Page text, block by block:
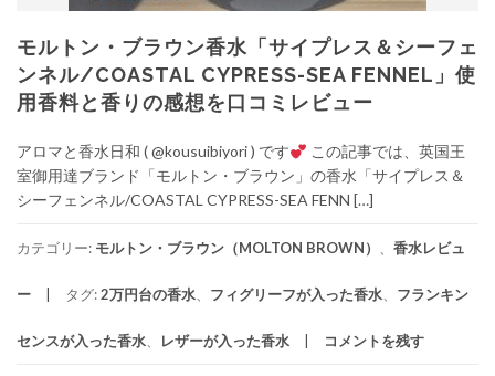
モルトン・ブラウン香水「サイプレス＆シーフェ
ンネル/COASTAL CYPRESS-SEA FENNEL」使
用香料と香りの感想を口コミレビュー
アロマと香水日和 ( @kousuibiyori ) です
この記事では、英国王
室御用達ブランド「モルトン・ブラウン」の香水「サイプレス＆
シーフェンネル/COASTAL CYPRESS-SEA FENN […]
カテゴリー: モルトン・ブラウン（MOLTON BROWN） 、 香水レビュ
ー タグ:2万円台の香水、 フィグリーフが入った香水、 フランキン
センスが入った香水、 レザーが入った香水 コメントを残す